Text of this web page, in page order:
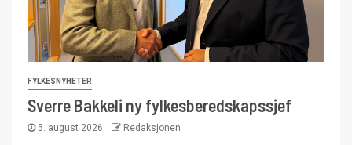
FYLKESNYHETER
Sverre Bakkeli ny fylkesberedskapssjef
5. august 2026 Redaksjonen